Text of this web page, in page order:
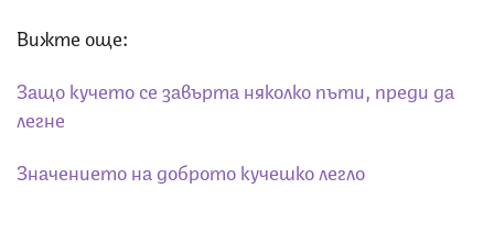
Вижте още:
Защо кучето се завърта няколко пъти, преди да
легне
Значението на доброто кучешко легло